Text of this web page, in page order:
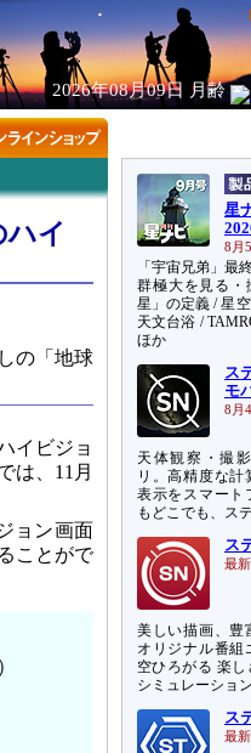
2026年08月09日 月齢
イ
の「地球
イビジョ
は、11月
ョン画面
ことがで
星
8月
「宇宙兄弟」最
群極大を見る・
星」の定義 / 星
天文台浴 /
ほか
ス
モ
8月
天体観察・撮
リ。高精度な計
表示をスマート
もどこでも、ス
ス
最
美しい描画、豊
オリジナル番組
空ひろがる 楽
シミュレーション
ス
最